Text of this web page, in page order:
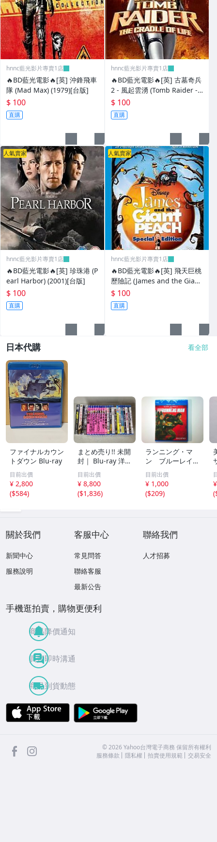
hnnc藍光影片專賣1店
🔥BD藍光電影🔥[英] 沖鋒飛車
隊 (Mad Max) (1979)[台版]
$ 100
直購
hnnc藍光影片專賣1店
🔥BD藍光電影🔥[英] 古墓奇兵
2 - 風起雲湧 (Tomb Raider -
The Cradle of Life) (2003)[台
版]
$ 100
直購
人氣賣家
hnnc藍光影片專賣1店
🔥BD藍光電影🔥[英] 珍珠港 (P
earl Harbor) (2001)[台版]
$ 100
直購
人氣賣家
hnnc藍光影片專賣1店
🔥BD藍光電影🔥[英] 飛天巨桃
歷險記 (James and the Giant
Peach) (1996)[台版]
$ 100
直購
日本代購 看全部
ファイナルカウン
トダウン Blu-ray
目前出價
¥ 2,800
($584)
まとめ売り!! 未開
封｜ Blu-ray 洋画
まとめて23本セ
ット!! プラトー
ン/オデッセイ/ボ
ヘミアン・ラプソ
目前出價
¥ 8,800
($1,836)
ランニング・マ
ン ブルーレイ
＋ ＤＶＤ セット
グレン・パウエル
エドガー・ライト
目前出價
¥ 1,000
($209)
(
關於我們
新聞中心
服務說明
客服中心
常見問答
聯絡客服
最新公告
聯絡我們
人才招募
手機逛拍賣，購物更便利
商品降價通知
買賣即時溝通
商品到貨動態
APP Store
facebook ©2026 Yahoo台灣電子商務 保留所有權利
服務條款
隱私權 拍賣使用規範 交易安全